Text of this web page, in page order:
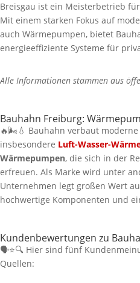
Breisgau ist ein Meisterbetrieb für
Mit einem starken Fokus auf
auch Wärmepumpen, bietet
energieeffiziente Systeme für
Alle Informationen stammen aus
Bauhahn Freiburg:
🔥🌬️💧 Bauhahn verbaut
insbesondere Luft-Wasser-
Wärmepumpen, die sich in der
erfreuen. Als Marke wird unter
Unternehmen legt großen Wert
hochwertige Komponenten und
Kundenbewertungen zu
🗣️⭐🔍 Hier sind fünf
Quellen: